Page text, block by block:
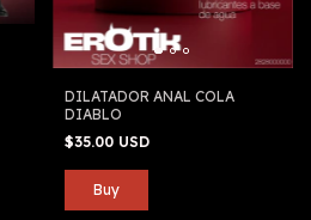
DILATADOR ANAL COLA
DIABLO
$35.00 USD